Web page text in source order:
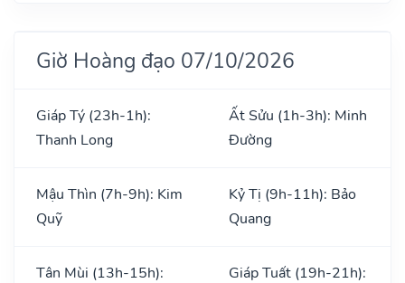
Giờ Hoàng đạo 07/10/2026
Giáp Tý (23h-1h):
Thanh Long
Ất Sửu (1h-3h): Minh
Đường
Mậu Thìn (7h-9h): Kim
Quỹ
Kỷ Tị (9h-11h): Bảo
Quang
Tân Mùi (13h-15h):
Giáp Tuất (19h-21h):